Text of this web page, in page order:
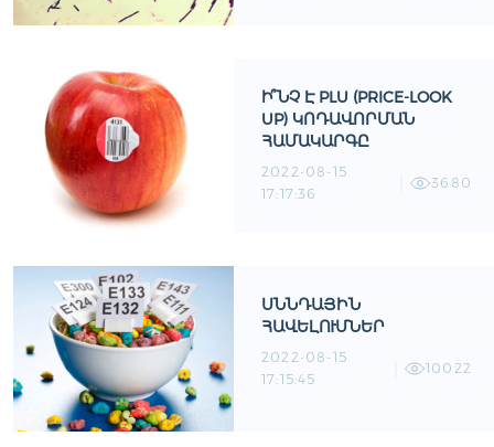
Ի՞ՆՉ Է PLU (PRICE-LOOK
UP) ԿՈԴԱՎՈՐՄԱՆ
ՀԱՄԱԿԱՐԳԸ
2022-08-15
17:17:36
3680
ՍՆՆԴԱՅԻՆ
ՀԱՎԵԼՈՒՄՆԵՐ
2022-08-15
17:15:45
10022